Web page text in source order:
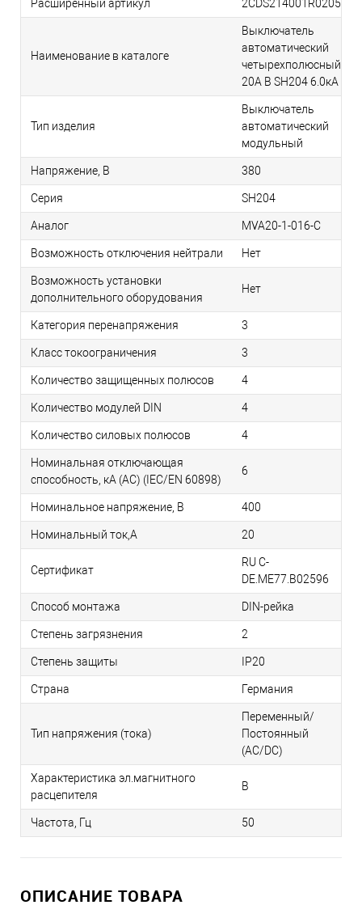
Расширенный артикул 2CDS214001R0205
Наименование в каталоге
Выключатель
автоматический
четырехполюсный
20А B SH204 6.0кА
Тип изделия
Выключатель
автоматический
модульный
Напряжение, В 380
Серия SH204
Аналог MVA20-1-016-C
Возможность отключения нейтрали Нет
Возможность установки
дополнительного оборудования
Нет
Категория перенапряжения 3
Класс токоограничения 3
Количество защищенных полюсов 4
Количество модулей DIN 4
Количество силовых полюсов 4
Номинальная отключающая
способность, кA (AC) (IEC/EN 60898)
6
Номинальное напряжение, В 400
Номинальный ток,А 20
Сертификат
RU C-
DE.ME77.B02596
Способ монтажа DIN-рейка
Степень загрязнения 2
Степень защиты IP20
Страна Германия
Тип напряжения (тока)
Переменный/
Постоянный
(AC/DC)
Характеристика эл.магнитного
расцепителя
B
Частота, Гц 50
ОПИСАНИЕ ТОВАРА